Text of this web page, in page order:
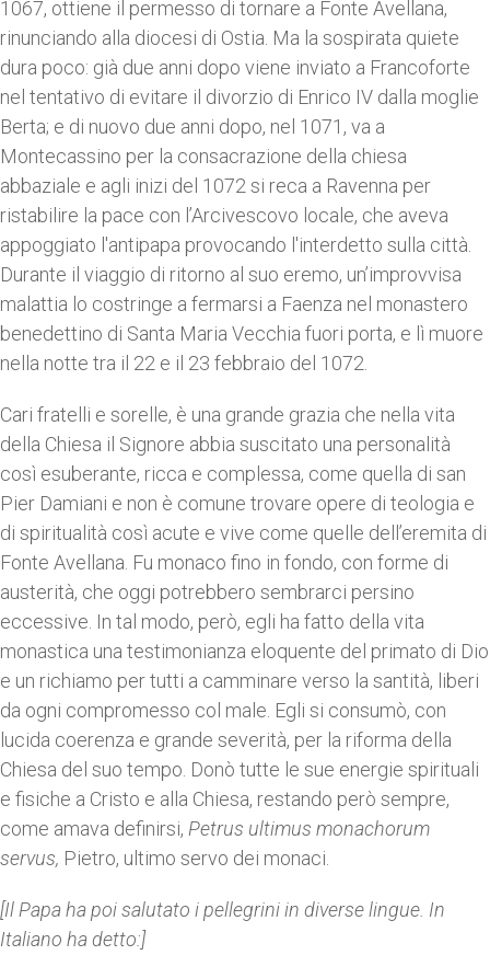
1067, ottiene il permesso di tornare a Fonte Avellana,
rinunciando alla diocesi di Ostia. Ma la sospirata quiete
dura poco: già due anni dopo viene inviato a Francoforte
nel tentativo di evitare il divorzio di Enrico IV dalla moglie
Berta; e di nuovo due anni dopo, nel 1071, va a
Montecassino per la consacrazione della chiesa
abbaziale e agli inizi del 1072 si reca a Ravenna per
ristabilire la pace con l’Arcivescovo locale, che aveva
appoggiato l'antipapa provocando l'interdetto sulla città.
Durante il viaggio di ritorno al suo eremo, un’improvvisa
malattia lo costringe a fermarsi a Faenza nel monastero
benedettino di Santa Maria Vecchia fuori porta, e lì muore
nella notte tra il 22 e il 23 febbraio del 1072.
Cari fratelli e sorelle, è una grande grazia che nella vita
della Chiesa il Signore abbia suscitato una personalità
così esuberante, ricca e complessa, come quella di san
Pier Damiani e non è comune trovare opere di teologia e
di spiritualità così acute e vive come quelle dell’eremita di
Fonte Avellana. Fu monaco fino in fondo, con forme di
austerità, che oggi potrebbero sembrarci persino
eccessive. In tal modo, però, egli ha fatto della vita
monastica una testimonianza eloquente del primato di Dio
e un richiamo per tutti a camminare verso la santità, liberi
da ogni compromesso col male. Egli si consumò, con
lucida coerenza e grande severità, per la riforma della
Chiesa del suo tempo. Donò tutte le sue energie spirituali
e fisiche a Cristo e alla Chiesa, restando però sempre,
come amava definirsi, Petrus ultimus monachorum
servus, Pietro, ultimo servo dei monaci.
[Il Papa ha poi salutato i pellegrini in diverse lingue. In
Italiano ha detto:]